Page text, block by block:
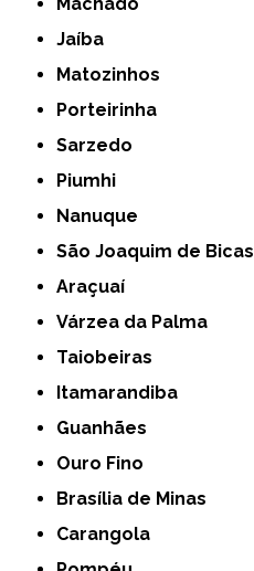
Jaíba
Matozinhos
Porteirinha
Sarzedo
Piumhi
Nanuque
São Joaquim de Bicas
Araçuaí
Várzea da Palma
Taiobeiras
Itamarandiba
Guanhães
Ouro Fino
Brasília de Minas
Carangola